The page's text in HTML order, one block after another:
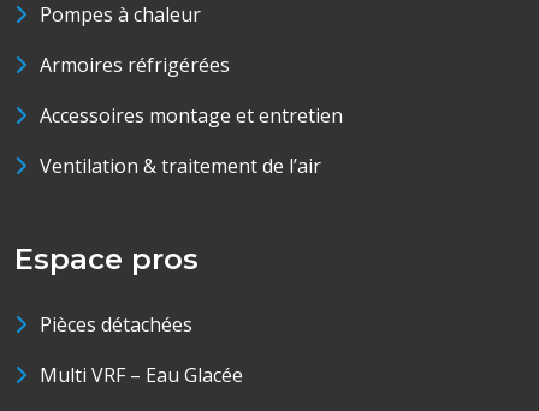
Pompes à chaleur
Armoires réfrigérées
Accessoires montage et entretien
Ventilation & traitement de l’air
Espace pros
Pièces détachées
Multi VRF – Eau Glacée